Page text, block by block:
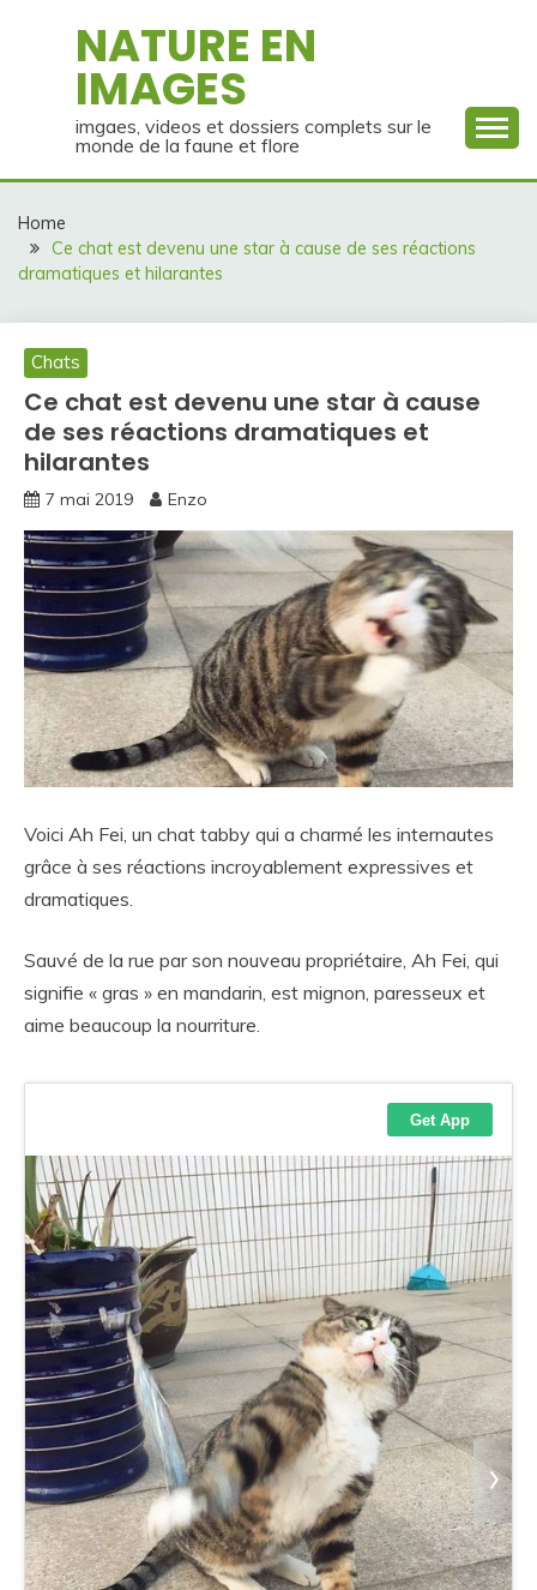
NATURE EN
IMAGES
imgaes, videos et dossiers complets sur le
monde de la faune et flore
Home
Ce chat est devenu une star à cause de ses réactions
dramatiques et hilarantes
Chats
Ce chat est devenu une star à cause
de ses réactions dramatiques et
hilarantes
7 mai 2019 Enzo
Voici Ah Fei, un chat tabby qui a charmé les internautes
grâce à ses réactions incroyablement expressives et
dramatiques.
Sauvé de la rue par son nouveau propriétaire, Ah Fei, qui
signifie « gras » en mandarin, est mignon, paresseux et
aime beaucoup la nourriture.